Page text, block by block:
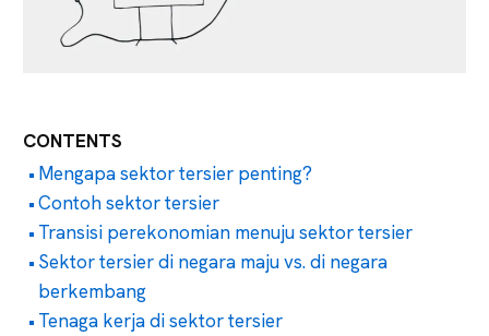
CONTENTS
Mengapa sektor tersier penting?
Contoh sektor tersier
Transisi perekonomian menuju sektor tersier
Sektor tersier di negara maju vs. di negara
berkembang
Tenaga kerja di sektor tersier